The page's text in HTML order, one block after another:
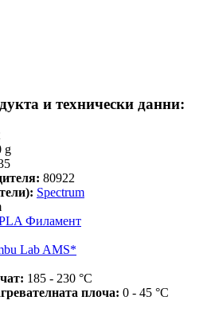
и технически данни:
g
80922
Spectrum
Филамент
Lab AMS*
185 - 230 °C
плоча: 0 - 45 °C